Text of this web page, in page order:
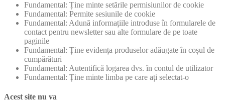
Fundamental: Ține minte setările permisiunilor de cookie
Fundamental: Permite sesiunile de cookie
Fundamental: Adună informațiile introduse în formularele de
contact pentru newsletter sau alte formulare de pe toate
paginile
Fundamental: Ține evidența produselor adăugate în coșul de
cumpărături
Fundamental: Autentifică logarea dvs. în contul de utilizator
Fundamental: Ține minte limba pe care ați selectat-o
Acest site nu va